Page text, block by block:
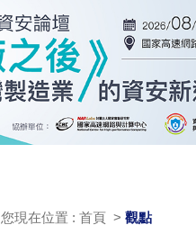
您現在位置 : 首頁 > 觀點